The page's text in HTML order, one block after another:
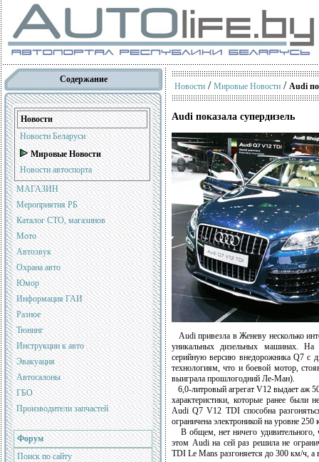
Содержание
Новости
Новости Беларуси
Мировые Новости
Новости автоспорта
МАГАЗИН
Мероприятия РБ
Каталог СТО, магазинов
Мото
Автозвук
Охрана авто
Юмор
Информация ГАИ
Разное
Тюнинг
Инструкции к авто
Эвакуация
Автосалоны
ГБО
Производители запчастей
Форум
Поиск по сайту
Новости / Мировые Новости / Audi
Audi показала супердизель
Audi привезла в Женеву несколько
уникальных дизельных машинах. На
серийную версию внедорожника Q7 с
технологиям, что и боевой мотор,
выиграла прошлогодний Ле-Ман).
6,0-литровый агрегат V12 выдает аж
характеристики, которые ранее были
Audi Q7 V12 TDI способна
ограничена электроникой на уровне 250
В общем, нет ничего
этом Audi на сей раз решила не
TDI Le Mans разгоняется до 300 км/ч, а